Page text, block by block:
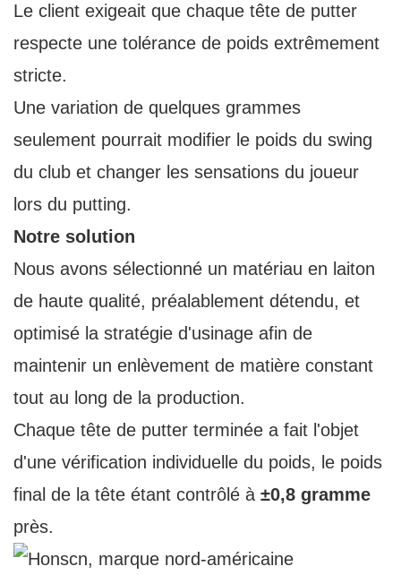
Le client exigeait que chaque tête de putter
respecte une tolérance de poids extrêmement
stricte.
Une variation de quelques grammes
seulement pourrait modifier le poids du swing
du club et changer les sensations du joueur
lors du putting.
Notre solution
Nous avons sélectionné un matériau en laiton
de haute qualité, préalablement détendu, et
optimisé la stratégie d'usinage afin de
maintenir un enlèvement de matière constant
tout au long de la production.
Chaque tête de putter terminée a fait l'objet
d'une vérification individuelle du poids, le poids
final de la tête étant contrôlé à ±0,8 gramme
près.